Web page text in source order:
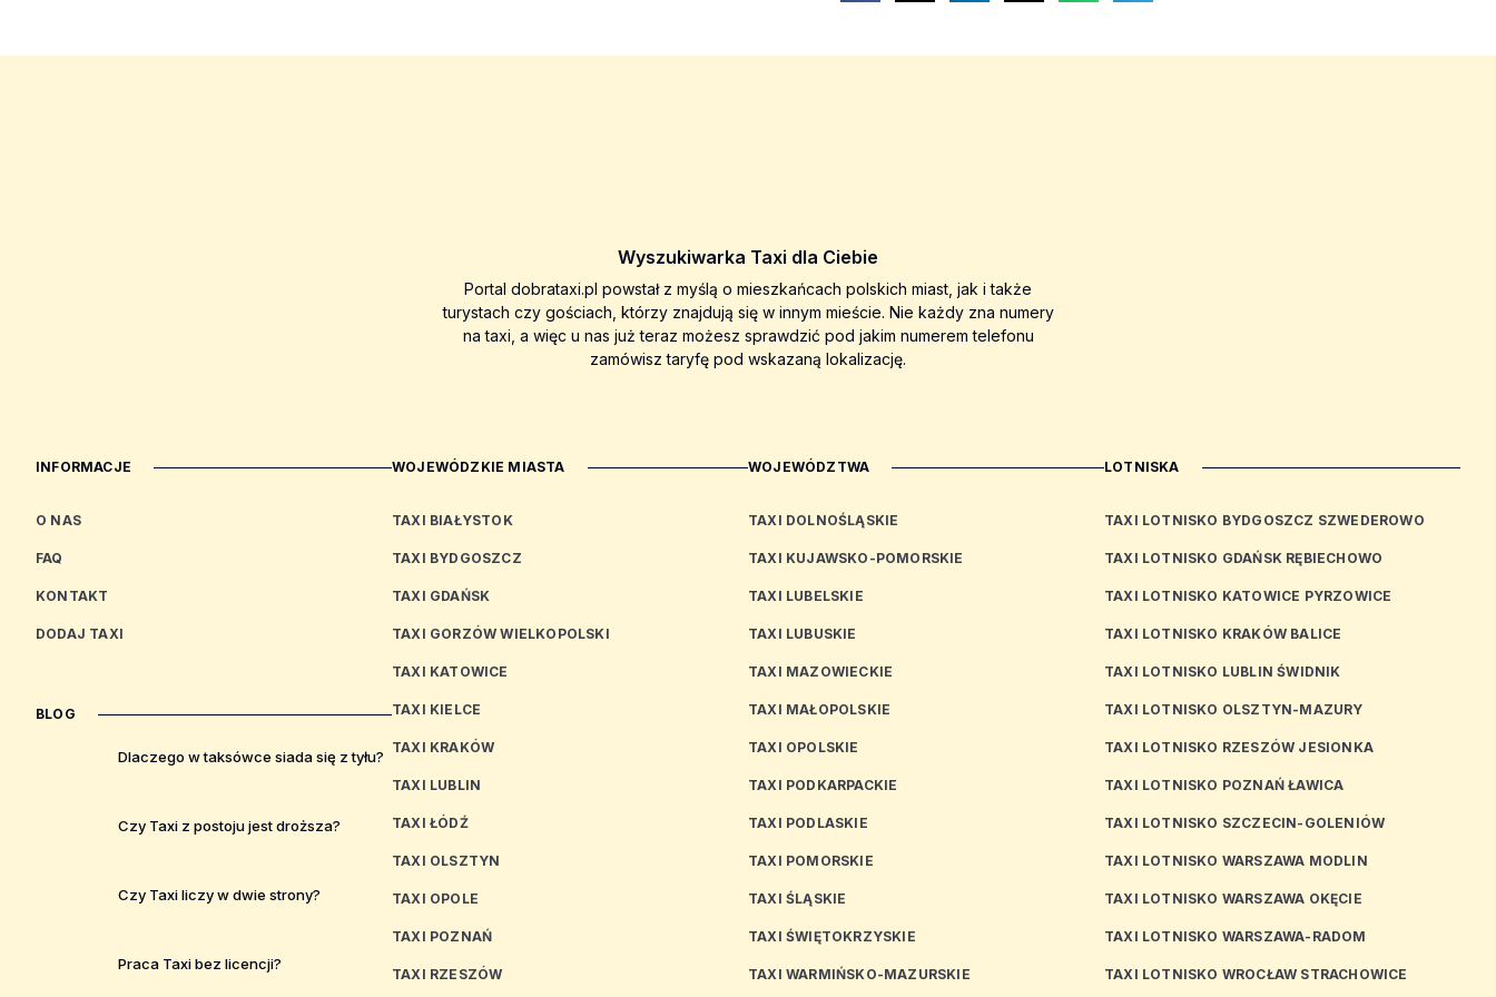
Wyszukiwarka Taxi dla Ciebie
Portal dobrataxi.pl powstał z myślą o mieszkańcach polskich miast, jak i także
turystach czy gościach, którzy znajdują się w innym mieście. Nie każdy zna numery
na taxi, a więc u nas już teraz możesz sprawdzić pod jakim numerem telefonu
zamówisz taryfę pod wskazaną lokalizację.
INFORMACJE
O NAS
FAQ
KONTAKT
DODAJ TAXI
BLOG
Dlaczego w taksówce siada się z tyłu?
Czy Taxi z postoju jest droższa?
Czy Taxi liczy w dwie strony?
Praca Taxi bez licencji?
WOJEWÓDZKIE MIASTA
TAXI BIAŁYSTOK
TAXI BYDGOSZCZ
TAXI GDAŃSK
TAXI GORZÓW WIELKOPOLSKI
TAXI KATOWICE
TAXI KIELCE
TAXI KRAKÓW
TAXI LUBLIN
TAXI ŁÓDŹ
TAXI OLSZTYN
TAXI OPOLE
TAXI POZNAŃ
TAXI RZESZÓW
WOJEWÓDZTWA
TAXI DOLNOŚLĄSKIE
TAXI KUJAWSKO-POMORSKIE
TAXI LUBELSKIE
TAXI LUBUSKIE
TAXI MAZOWIECKIE
TAXI MAŁOPOLSKIE
TAXI OPOLSKIE
TAXI PODKARPACKIE
TAXI PODLASKIE
TAXI POMORSKIE
TAXI ŚLĄSKIE
TAXI ŚWIĘTOKRZYSKIE
TAXI WARMIŃSKO-MAZURSKIE
LOTNISKA
TAXI LOTNISKO BYDGOSZCZ SZWEDEROWO
TAXI LOTNISKO GDAŃSK RĘBIECHOWO
TAXI LOTNISKO KATOWICE PYRZOWICE
TAXI LOTNISKO KRAKÓW BALICE
TAXI LOTNISKO LUBLIN ŚWIDNIK
TAXI LOTNISKO OLSZTYN-MAZURY
TAXI LOTNISKO RZESZÓW JESIONKA
TAXI LOTNISKO POZNAŃ ŁAWICA
TAXI LOTNISKO SZCZECIN-GOLENIÓW
TAXI LOTNISKO WARSZAWA MODLIN
TAXI LOTNISKO WARSZAWA OKĘCIE
TAXI LOTNISKO WARSZAWA-RADOM
TAXI LOTNISKO WROCŁAW STRACHOWICE